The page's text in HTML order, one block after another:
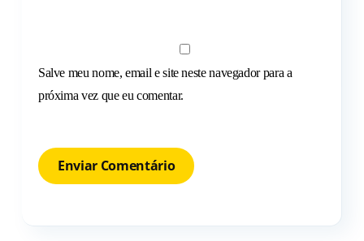
Salve meu nome, email e site neste navegador para a
próxima vez que eu comentar.